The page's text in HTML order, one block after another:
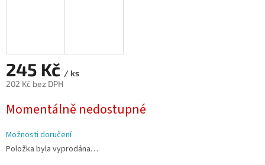
245 Kč / ks
202 Kč bez DPH
cena:
Momentálně nedostupné
Možnosti doručení
Položka byla vyprodána…